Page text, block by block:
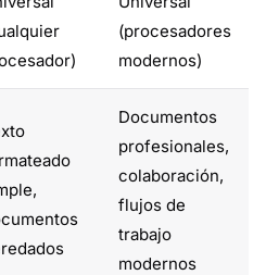
(procesadores
modernos)
Documentos
profesionales,
colaboración,
flujos de
trabajo
modernos